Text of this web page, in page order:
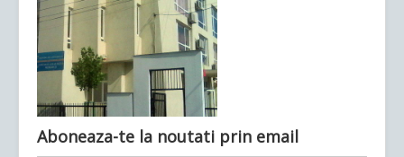
Ultimele articole: Vi, 04.11.2022 -
Județean Mehedinți
Aboneaza-te la noutati prin email